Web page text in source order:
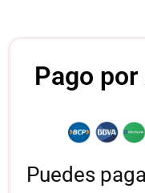
Pago
Puedes